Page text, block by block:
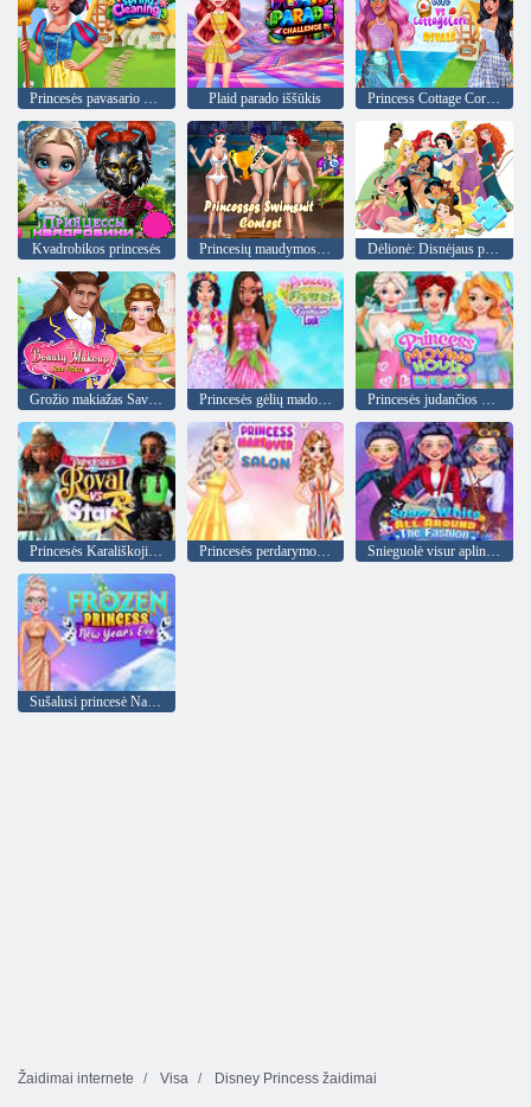
Plaid parado iššūkis
Kvadrobikos princesės Princesių maudymosi kostiumėlių konkursas Dėlionė: Disnėjaus princesė
Grožio makiažas Save Prince Princesės gėlių mados išvaizda Princesės judančios namo deko
Princesės Karališkoji prieš žvaigždę Princesės perdarymo salonas Snieguolė visur aplink madą
Sušalusi princesė Naujųjų metų išvakarės
Žaidimai internete Visa Disney Princess žaidimai